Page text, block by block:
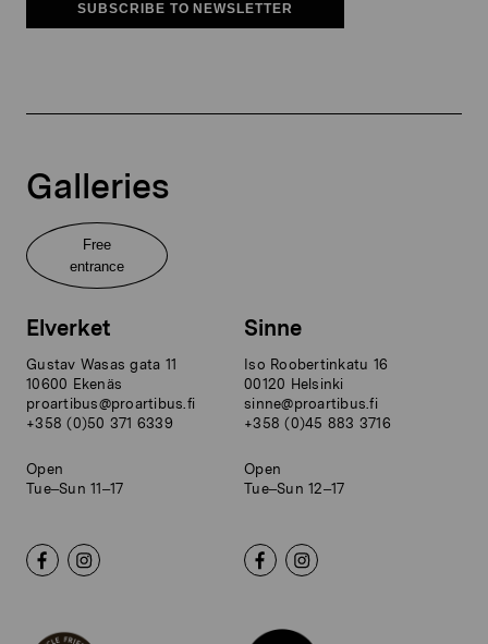
SUBSCRIBE TO NEWSLETTER
Galleries
Free
entrance
Elverket
Gustav Wasas gata 11
10600 Ekenäs
proartibus@proartibus.fi
+358 (0)50 371 6339
Open
Tue–Sun 11–17
Sinne
Iso Roobertinkatu 16
00120 Helsinki
sinne@proartibus.fi
+358 (0)45 883 3716
Open
Tue–Sun 12–17